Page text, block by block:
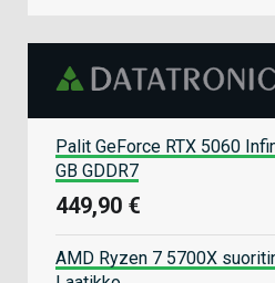
Palit GeForce RTX 5060
GB GDDR7
449,90 €
AMD Ryzen 7 5700X